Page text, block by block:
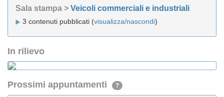
Sala stampa > Veicoli commerciali e industriali
3 contenuti pubblicati (visualizza/nascondi)
In rilievo
Prossimi appuntamenti ?